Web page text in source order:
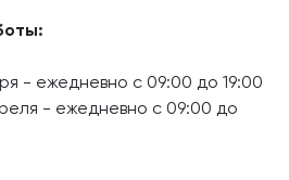
- ежедневно с 09:00 до 19:00
- ежедневно с 09:00 до